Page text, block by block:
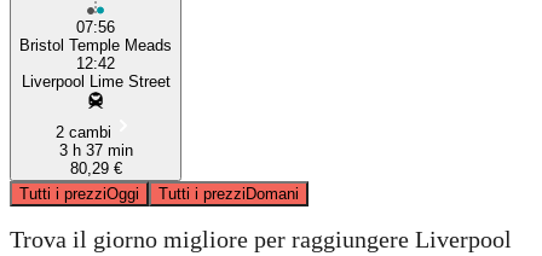
07:56
Bristol Temple Meads
12:42
Liverpool Lime Street
2 cambi
3 h 37 min
80,29 €
Tutti i prezziOggi Tutti i prezziDomani
Trova il giorno migliore per raggiungere Liverpool